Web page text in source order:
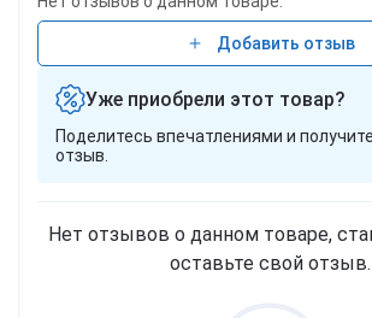
Добавить отзыв
Уже приобрели этот товар?
Поделитесь впечатлениями и
отзыв.
Нет отзывов о данном товаре,
оставьте свой отзыв.